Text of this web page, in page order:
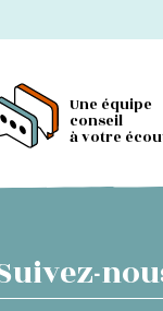
Une équipe
conseil
à votre